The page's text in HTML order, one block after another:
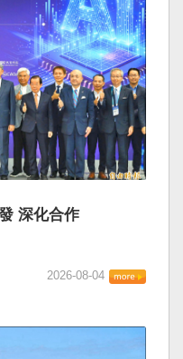
深化合作
2026-08-04